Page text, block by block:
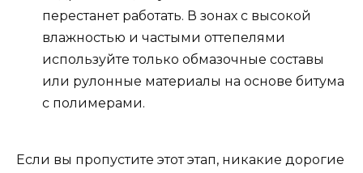
перестанет работать. В зонах с высокой
влажностью и частыми оттепелями
используйте только обмазочные составы
или рулонные материалы на основе битума
с полимерами.
Если вы пропустите этот этап, никакие дорогие